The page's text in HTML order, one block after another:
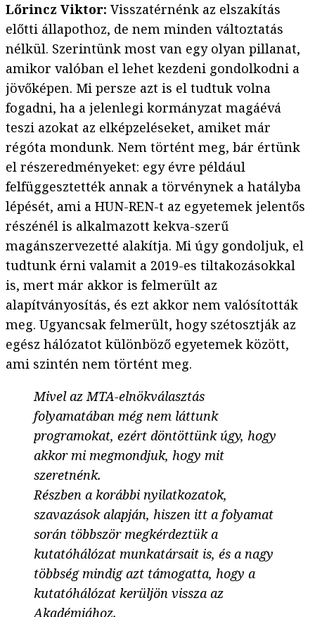
Lőrincz Viktor: Visszatérnénk az elszakítás
előtti állapothoz, de nem minden változtatás
nélkül. Szerintünk most van egy olyan pillanat,
amikor valóban el lehet kezdeni gondolkodni a
jövőképen. Mi persze azt is el tudtuk volna
fogadni, ha a jelenlegi kormányzat magáévá
teszi azokat az elképzeléseket, amiket már
régóta mondunk. Nem történt meg, bár értünk
el részeredményeket: egy évre például
felfüggesztették annak a törvénynek a hatályba
lépését, ami a HUN-REN-t az egyetemek jelentős
részénél is alkalmazott kekva-szerű
magánszervezetté alakítja. Mi úgy gondoljuk, el
tudtunk érni valamit a 2019-es tiltakozásokkal
is, mert már akkor is felmerült az
alapítványosítás, és ezt akkor nem valósították
meg. Ugyancsak felmerült, hogy szétosztják az
egész hálózatot különböző egyetemek között,
ami szintén nem történt meg.
Mivel az MTA-elnökválasztás
folyamatában még nem láttunk
programokat, ezért döntöttünk úgy, hogy
akkor mi megmondjuk, hogy mit
szeretnénk.
Részben a korábbi nyilatkozatok,
szavazások alapján, hiszen itt a folyamat
során többször megkérdeztük a
kutatóhálózat munkatársait is, és a nagy
többség mindig azt támogatta, hogy a
kutatóhálózat kerüljön vissza az
Akadémiához.